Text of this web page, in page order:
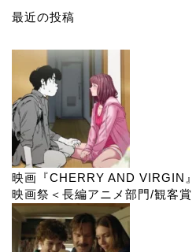
最近の投稿
映画『CHERRY AND VIRGIN
映画祭＜長編アニメ部門/観客賞